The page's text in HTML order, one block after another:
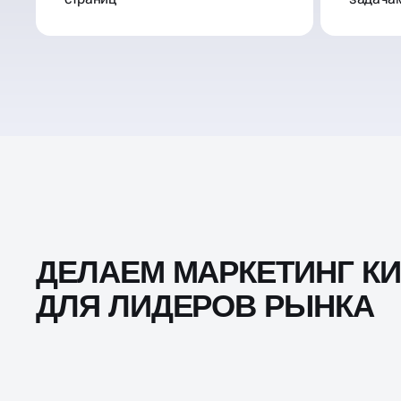
ДЕЛАЕМ МАРКЕТИНГ
ДЛЯ ЛИДЕРОВ РЫНКА